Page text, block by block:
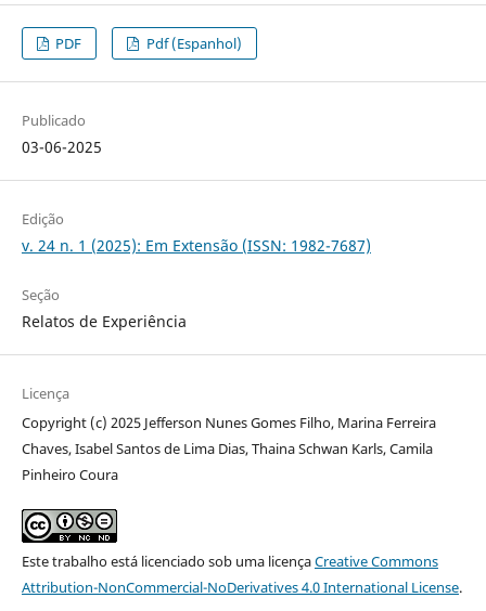
PDF Pdf (Espanhol)
Publicado
03-06-2025
Edição
v. 24 n. 1 (2025): Em Extensão (ISSN: 1982-7687)
Seção
Relatos de Experiência
Licença
Copyright (c) 2025 Jefferson Nunes Gomes Filho, Marina Ferreira
Chaves, Isabel Santos de Lima Dias, Thaina Schwan Karls, Camila
Pinheiro Coura
Este trabalho está licenciado sob uma licençaCreative Commons
Attribution-NonCommercial-NoDerivatives 4.0 International License.